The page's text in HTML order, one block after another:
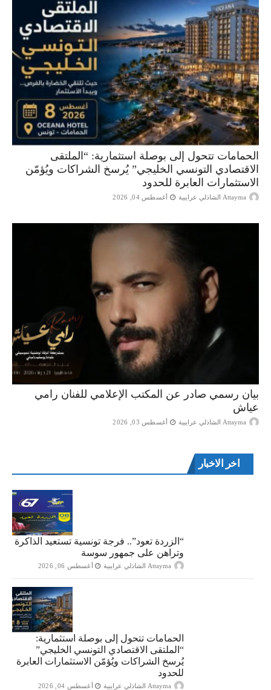
الحمامات تتحول إلى بوصلة استثمارية: “الملتقى
الاقتصادي التونسي الخليجي” يُرسخ الشراكات ويُؤمّن
الاستثمارات العابرة للحدود
Attayma الشاذلي عرايبية أغسطس 04, 2026
بيان رسمي صادر عن المكتب الإعلامي للفنان رامي
عياش
Attayma الشاذلي عرايبية أغسطس 03, 2026
اخر الاخبار
“الزردة تعود”.. فرجة تونسية تستعيد الذاكرة
وتراهن على جمهور سوسة
Attayma الشاذلي عرايبية أغسطس 06, 2026
الحمامات تتحول إلى بوصلة استثمارية:
“الملتقى الاقتصادي التونسي الخليجي”
يُرسخ الشراكات ويُؤمّن الاستثمارات العابرة
للحدود
Attayma الشاذلي عرايبية أغسطس 04, 2026